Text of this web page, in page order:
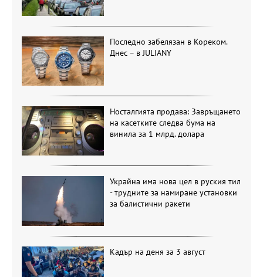
Последно забелязан в Кореком.
Днес – в JULIANY
Носталгията продава: Завръщането
на касетките следва бума на
винила за 1 млрд. долара
Украйна има нова цел в руския тил
- трудните за намиране установки
за балистични ракети
Кадър на деня за 3 август